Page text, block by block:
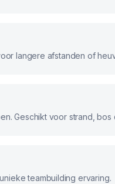
teambuilding ervaring.